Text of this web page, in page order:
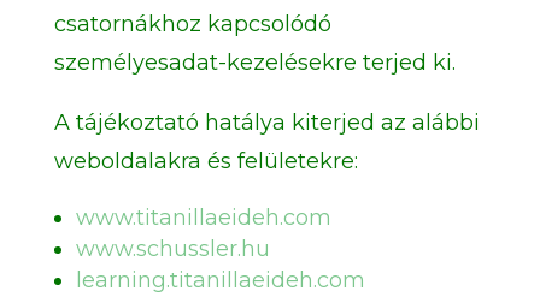
csatornákhoz kapcsolódó
személyesadat-kezelésekre terjed ki.
A tájékoztató hatálya kiterjed az alábbi
weboldalakra és felületekre:
www.titanillaeideh.com
www.schussler.hu
learning.titanillaeideh.com